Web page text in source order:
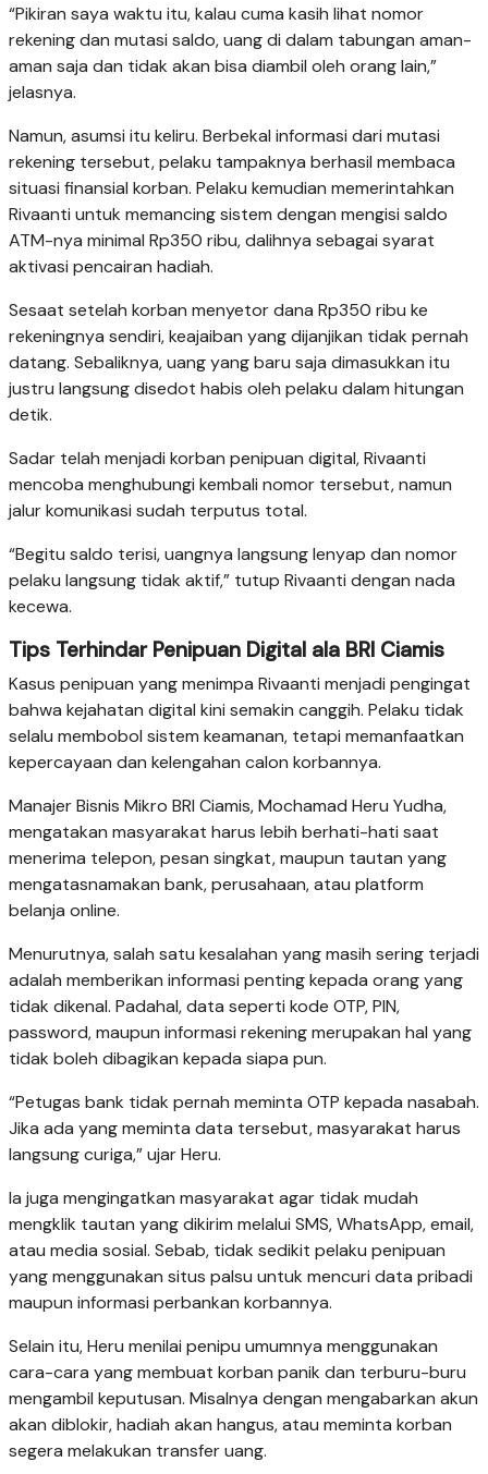
“Pikiran saya waktu itu, kalau cuma kasih lihat nomor
rekening dan mutasi saldo, uang di dalam tabungan aman-
aman saja dan tidak akan bisa diambil oleh orang lain,”
jelasnya.
Namun, asumsi itu keliru. Berbekal informasi dari mutasi
rekening tersebut, pelaku tampaknya berhasil membaca
situasi finansial korban. Pelaku kemudian memerintahkan
Rivaanti untuk memancing sistem dengan mengisi saldo
ATM-nya minimal Rp350 ribu, dalihnya sebagai syarat
aktivasi pencairan hadiah.
Sesaat setelah korban menyetor dana Rp350 ribu ke
rekeningnya sendiri, keajaiban yang dijanjikan tidak pernah
datang. Sebaliknya, uang yang baru saja dimasukkan itu
justru langsung disedot habis oleh pelaku dalam hitungan
detik.
Sadar telah menjadi korban penipuan digital, Rivaanti
mencoba menghubungi kembali nomor tersebut, namun
jalur komunikasi sudah terputus total.
“Begitu saldo terisi, uangnya langsung lenyap dan nomor
pelaku langsung tidak aktif,” tutup Rivaanti dengan nada
kecewa.
Tips Terhindar Penipuan Digital ala BRI Ciamis
Kasus penipuan yang menimpa Rivaanti menjadi pengingat
bahwa kejahatan digital kini semakin canggih. Pelaku tidak
selalu membobol sistem keamanan, tetapi memanfaatkan
kepercayaan dan kelengahan calon korbannya.
Manajer Bisnis Mikro BRI Ciamis, Mochamad Heru Yudha,
mengatakan masyarakat harus lebih berhati-hati saat
menerima telepon, pesan singkat, maupun tautan yang
mengatasnamakan bank, perusahaan, atau platform
belanja online.
Menurutnya, salah satu kesalahan yang masih sering terjadi
adalah memberikan informasi penting kepada orang yang
tidak dikenal. Padahal, data seperti kode OTP, PIN,
password, maupun informasi rekening merupakan hal yang
tidak boleh dibagikan kepada siapa pun.
“Petugas bank tidak pernah meminta OTP kepada nasabah.
Jika ada yang meminta data tersebut, masyarakat harus
langsung curiga,” ujar Heru.
Ia juga mengingatkan masyarakat agar tidak mudah
mengklik tautan yang dikirim melalui SMS, WhatsApp, email,
atau media sosial. Sebab, tidak sedikit pelaku penipuan
yang menggunakan situs palsu untuk mencuri data pribadi
maupun informasi perbankan korbannya.
Selain itu, Heru menilai penipu umumnya menggunakan
cara-cara yang membuat korban panik dan terburu-buru
mengambil keputusan. Misalnya dengan mengabarkan akun
akan diblokir, hadiah akan hangus, atau meminta korban
segera melakukan transfer uang.